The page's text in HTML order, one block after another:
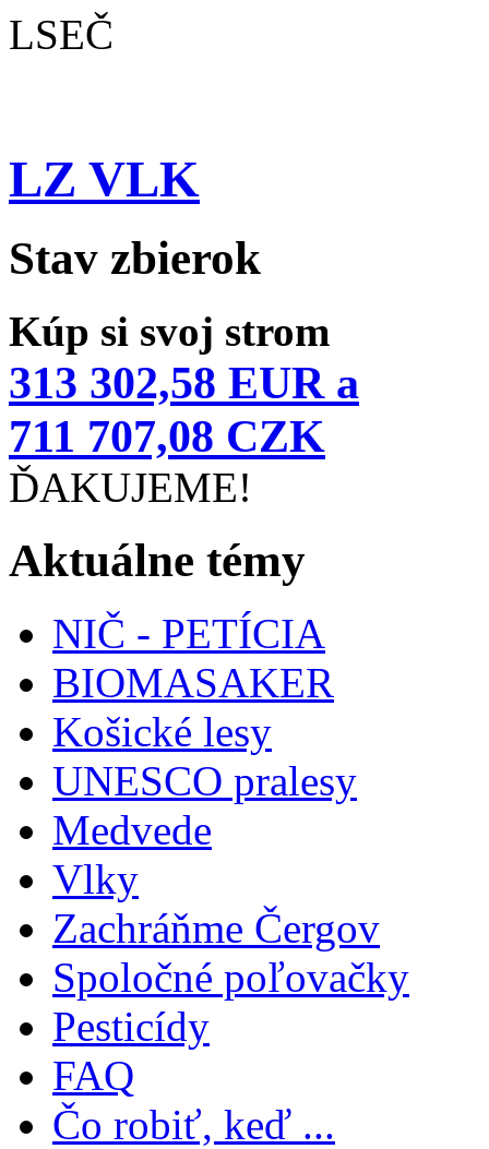
LSEČ
LZ VLK
Stav zbierok
Kúp si svoj strom
313 302,58 EUR a
711 707,08 CZK
ĎAKUJEME!
Aktuálne témy
NIČ - PETÍCIA
BIOMASAKER
Košické lesy
UNESCO pralesy
Medvede
Vlky
Zachráňme Čergov
Spoločné poľovačky
Pesticídy
FAQ
Čo robiť, keď ...